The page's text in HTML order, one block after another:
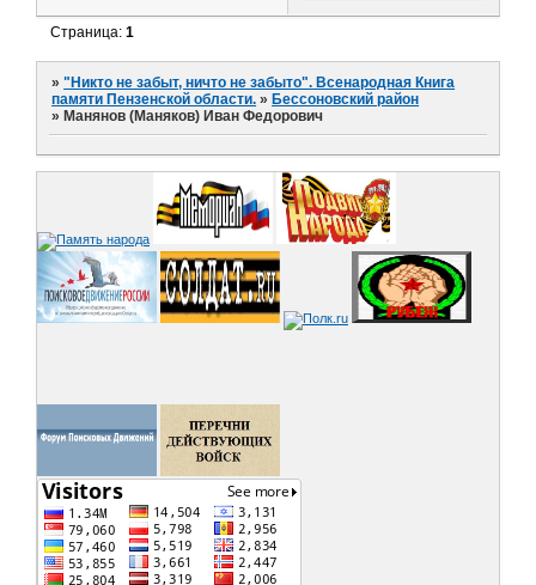
Страница:1
»"Никто не забыт, ничто не забыто". Всенародная Книга
памяти Пензенской области. » Бессоновский район
» Манянов (Маняков) Иван Федорович